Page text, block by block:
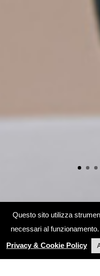
Questo sito utilizza
necessari al
Privacy & Cookie Policy